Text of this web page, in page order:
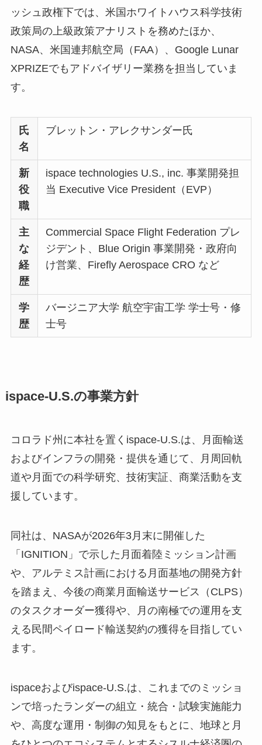
ッシュ政権下では、米国ホワイトハウス科学技術
政策局の上級政策アナリストを務めたほか、
NASA、米国連邦航空局（FAA）、Google Lunar
XPRIZEでもアドバイザリー業務を担当していま
す。
氏
名
ブレットン・アレクサンダー氏
新
役
職
ispace technologies U.S., inc. 事業開発担
当 Executive Vice President（EVP）
主
な
経
歴
Commercial Space Flight Federation プレ
ジデント、Blue Origin 事業開発・政府向
け営業、Firefly Aerospace CRO など
学
歴
バージニア大学 航空宇宙工学 学士号・修
士号
ispace-U.S.の事業方針
コロラド州に本社を置くispace-U.S.は、月面輸送
およびインフラの開発・提供を通じて、月周回軌
道や月面での科学研究、技術実証、商業活動を支
援しています。
同社は、NASAが2026年3月末に開催した
「IGNITION」で示した月面着陸ミッション計画
や、アルテミス計画における月面基地の開発方針
を踏まえ、今後の商業月面輸送サービス（CLPS）
のタスクオーダー獲得や、月の南極での運用を支
える民間ペイロード輸送契約の獲得を目指してい
ます。
ispaceおよびispace-U.S.は、これまでのミッショ
ンで培ったランダーの組立・統合・試験実施能力
や、高度な運用・制御の知見をもとに、地球と月